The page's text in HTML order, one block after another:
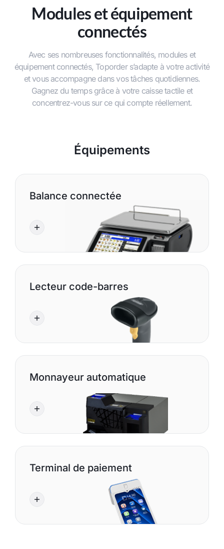
Modules et équipement
connectés
Avec ses nombreuses fonctionnalités, modules et
équipement connectés, Toporder s’adapte à votre activité
et vous accompagne dans vos tâches quotidiennes.
Gagnez du temps grâce à votre caisse tactile et
concentrez-vous sur ce qui compte réellement.
Équipements
Balance connectée
Lecteur code-barres
Monnayeur automatique
Terminal de paiement